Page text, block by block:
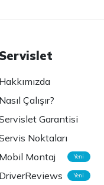
Hakkımızda
Nasıl Çalışır?
Garantisi
Noktaları
Mobil Montaj
Yeni
DriverReviews Yeni